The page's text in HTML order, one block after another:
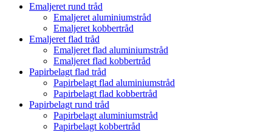
Emaljeret rund tråd
Emaljeret aluminiumstråd
Emaljeret kobbertråd
Emaljeret flad tråd
Emaljeret flad aluminiumstråd
Emaljeret flad kobbertråd
Papirbelagt flad tråd
Papirbelagt flad aluminiumstråd
Papirbelagt flad kobbertråd
Papirbelagt rund tråd
Papirbelagt aluminiumstråd
Papirbelagt kobbertråd